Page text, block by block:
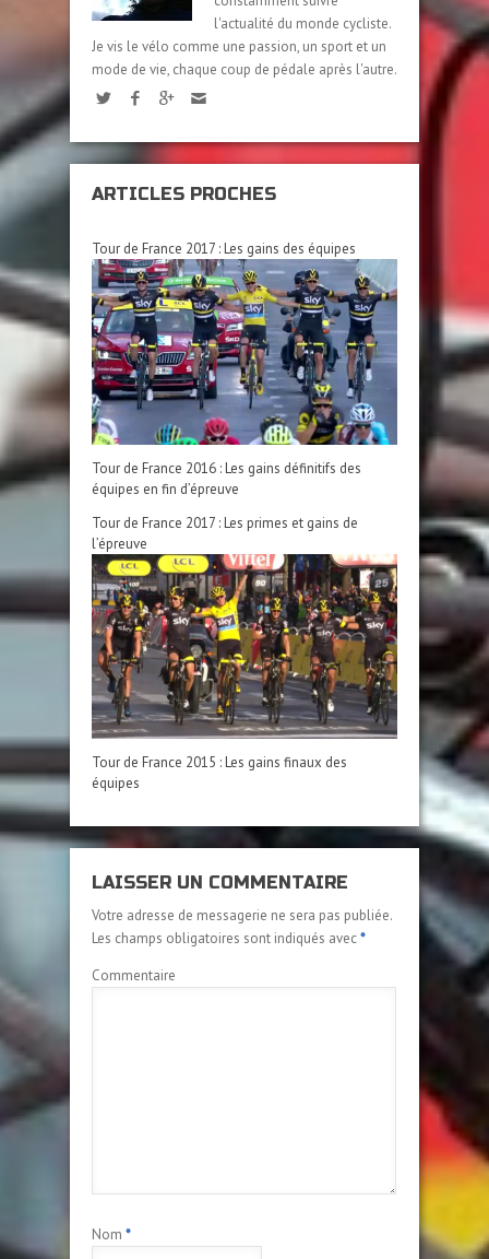
l'actualité du monde cycliste.
Je vis le vélo comme une passion, un sport et un
mode de vie, chaque coup de pédale après l'autre.
ARTICLES PROCHES
Tour de France 2017 : Les gains des équipes
Tour de France 2016 : Les gains définitifs des
équipes en fin d’épreuve
Tour de France 2017 : Les primes et gains de
l’épreuve
Tour de France 2015 : Les gains finaux des
équipes
LAISSER UN COMMENTAIRE
Votre adresse de messagerie ne sera pas publiée.
Les champs obligatoires sont indiqués avec*
Commentaire
Nom *